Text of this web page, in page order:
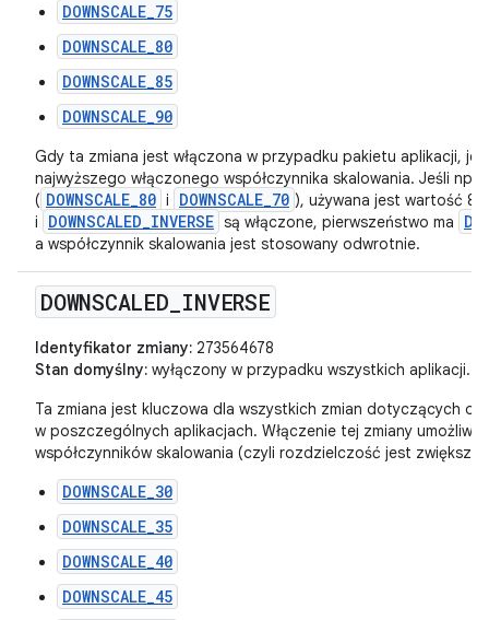
DOWNSCALE_75
DOWNSCALE_80
DOWNSCALE_85
DOWNSCALE_90
Gdy ta zmiana jest włączona w przypadku pakietu aplikacji, jej
najwyższego włączonego współczynnika skalowania. Jeśli
( DOWNSCALE_80 i DOWNSCALE_70 ), używana jest wartość
i
DOWNSCALED_INVERSE są włączone, pierwszeństwo ma
a współczynnik skalowania jest stosowany odwrotnie.
DOWNSCALED INVERSE
Identyfikator zmiany: 273564678
Stan domyślny: wyłączony w przypadku wszystkich aplikacji.
Ta zmiana jest kluczowa dla wszystkich zmian dotyczących
w poszczególnych aplikacjach. Włączenie tej zmiany
współczynników skalowania (czyli rozdzielczość jest
DOWNSCALE_30
DOWNSCALE_35
DOWNSCALE_40
DOWNSCALE_45